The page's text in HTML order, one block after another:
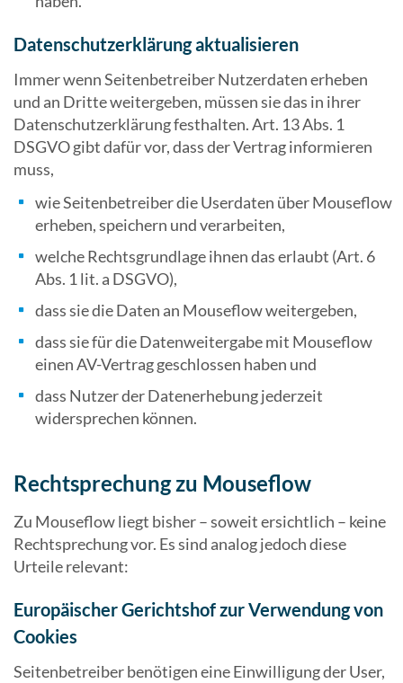
Datenschutzerklärung aktualisieren
Immer wenn Seitenbetreiber Nutzerdaten erheben
und an Dritte weitergeben, müssen sie das in ihrer
Datenschutzerklärung festhalten. Art. 13 Abs. 1
DSGVO gibt dafür vor, dass der Vertrag informieren
muss,
wie Seitenbetreiber die Userdaten über Mouseflow
erheben, speichern und verarbeiten,
welche Rechtsgrundlage ihnen das erlaubt (Art. 6
Abs. 1 lit. a DSGVO),
dass sie die Daten an Mouseflow weitergeben,
dass sie für die Datenweitergabe mit Mouseflow
einen AV-Vertrag geschlossen haben und
dass Nutzer der Datenerhebung jederzeit
widersprechen können.
Rechtsprechung zu Mouseflow
Zu Mouseflow liegt bisher – soweit ersichtlich – keine
Rechtsprechung vor. Es sind analog jedoch diese
Urteile relevant:
Europäischer Gerichtshof zur Verwendung von
Cookies
Seitenbetreiber benötigen eine Einwilligung der User,